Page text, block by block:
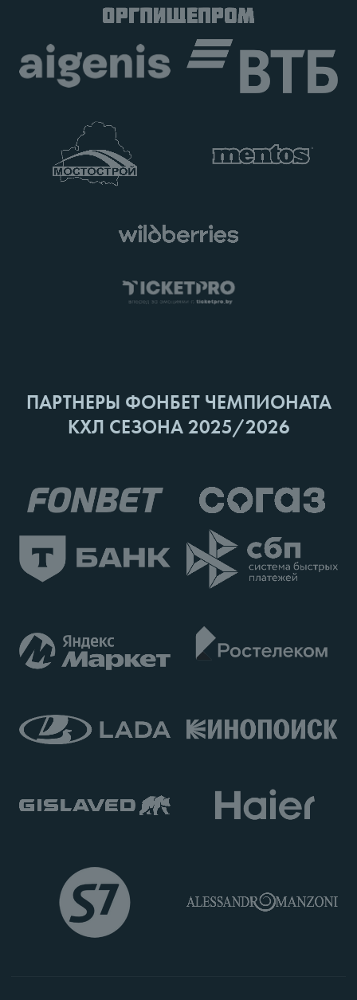
ПАРТНЕРЫ ФОНБЕТ ЧЕМПИОНАТА
КХЛ СЕЗОНА 2025/2026